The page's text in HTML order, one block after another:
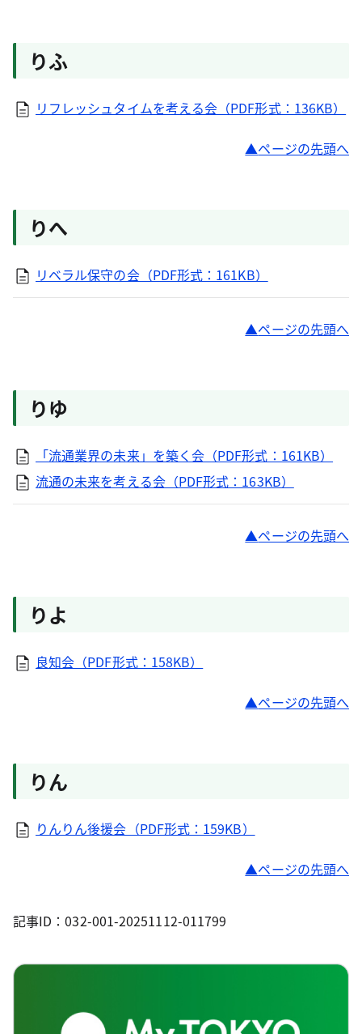
りふ
リフレッシュタイムを考える会（PDF形式：136KB）
ページの先頭へ
りへ
リベラル保守の会（PDF形式：161KB）
ページの先頭へ
りゆ
「流通業界の未来」を築く会（PDF形式：161KB）
流通の未来を考える会（PDF形式：163KB）
ページの先頭へ
りよ
良知会（PDF形式：158KB）
ページの先頭へ
りん
りんりん後援会（PDF形式：159KB）
ページの先頭へ
記事ID：032-001-20251112-011799